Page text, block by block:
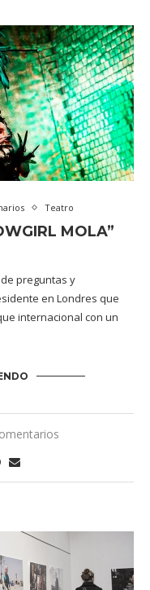
Teatro
MOLA”
preguntas y
en Londres que
internacional con un